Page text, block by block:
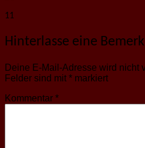
11
Hinterlasse eine
Deine E-Mail-Adresse wird nicht
Felder sind mit * markiert
Kommentar *